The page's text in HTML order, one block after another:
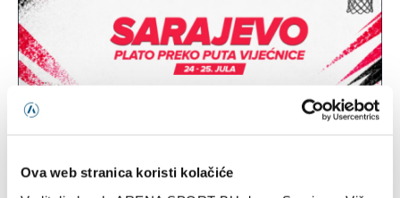
Ova web stranica koristi kolačiće
WWIN 3X3 Basket liga stiže u Sarajevo – FIBA 3×3 spektakl